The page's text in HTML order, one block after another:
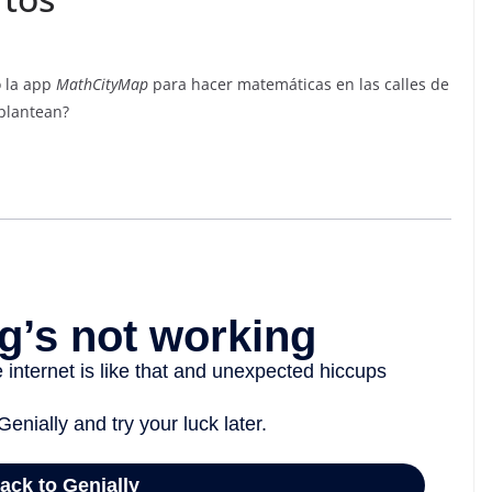
la app MathCityMap para hacer matemáticas en las calles de